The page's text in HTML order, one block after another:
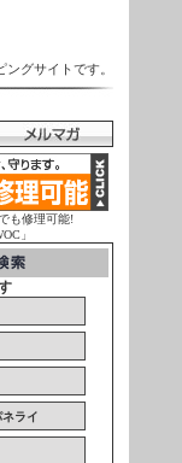
グサイトです。
も修理可能!
」
ライ